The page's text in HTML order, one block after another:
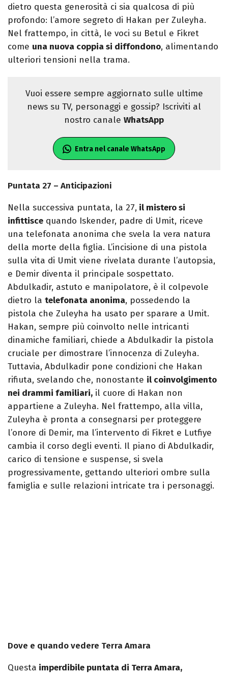
dietro questa generosità ci sia qualcosa di più
profondo: l’amore segreto di Hakan per Zuleyha.
Nel frattempo, in città, le voci su Betul e Fikret
come una nuova coppia si diffondono, alimentando
ulteriori tensioni nella trama.
Vuoi essere sempre aggiornato sulle ultime
news su TV, personaggi e gossip? Iscriviti al
nostro canale WhatsApp
Entra nel canale WhatsApp
Puntata 27 – Anticipazioni
Nella successiva puntata, la 27, il mistero si
infittisce quando Iskender, padre di Umit, riceve
una telefonata anonima che svela la vera natura
della morte della figlia. L’incisione di una pistola
sulla vita di Umit viene rivelata durante l’autopsia,
e Demir diventa il principale sospettato.
Abdulkadir, astuto e manipolatore, è il colpevole
dietro la telefonata anonima, possedendo la
pistola che Zuleyha ha usato per sparare a Umit.
Hakan, sempre più coinvolto nelle intricanti
dinamiche familiari, chiede a Abdulkadir la pistola
cruciale per dimostrare l’innocenza di Zuleyha.
Tuttavia, Abdulkadir pone condizioni che Hakan
rifiuta, svelando che, nonostante il coinvolgimento
nei drammi familiari, il cuore di Hakan non
appartiene a Zuleyha. Nel frattempo, alla villa,
Zuleyha è pronta a consegnarsi per proteggere
l’onore di Demir, ma l’intervento di Fikret e Lutfiye
cambia il corso degli eventi. Il piano di Abdulkadir,
carico di tensione e suspense, si svela
progressivamente, gettando ulteriori ombre sulla
famiglia e sulle relazioni intricate tra i personaggi.
Dove e quando vedere Terra Amara
Questa imperdibile puntata di Terra Amara,